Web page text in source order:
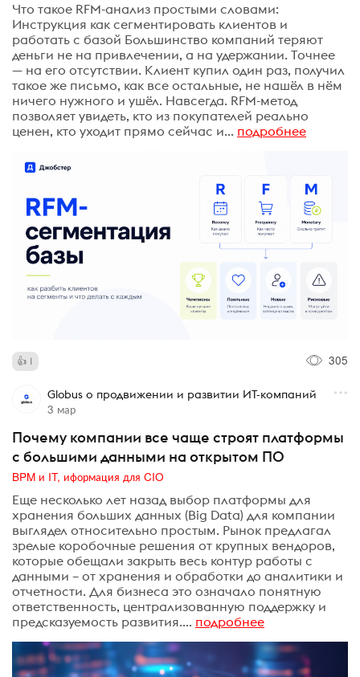
Что такое RFM-анализ простыми словами:
Инструкция как сегментировать клиентов и
работать с базой Большинство компаний теряют
деньги не на привлечении, а на удержании. Точнее
— на его отсутствии. Клиент купил один раз, получил
такое же письмо, как все остальные, не нашёл в нём
ничего нужного и ушёл. Навсегда. RFM-метод
позволяет увидеть, кто из покупателей реально
ценен, кто уходит прямо сейчас и... подробнее
1 305
Globus о продвижении и развитии ИТ-компаний
3 мар
Почему компании все чаще строят платформы
с большими данными на открытом ПО
BPM и IT, иформация для CIO
Еще несколько лет назад выбор платформы для
хранения больших данных (Big Data) для компании
выглядел относительно простым. Рынок предлагал
зрелые коробочные решения от крупных вендоров,
которые обещали закрыть весь контур работы с
данными – от хранения и обработки до аналитики и
отчетности. Для бизнеса это означало понятную
ответственность, централизованную поддержку и
предсказуемость развития.... подробнее